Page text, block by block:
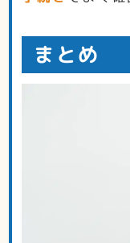
まとめ